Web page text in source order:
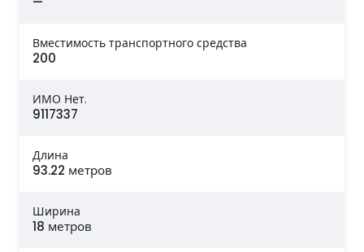
Вместимость транспортного средства
200
ИМО Нет.
9117337
Длина
93.22 метров
Ширина
18 метров